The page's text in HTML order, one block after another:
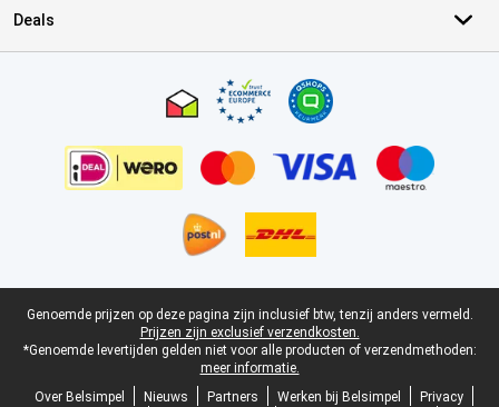
Deals
Juridische voettekst
Genoemde prijzen op deze pagina zijn inclusief btw, tenzij anders vermeld.
Prijzen zijn exclusief verzendkosten.
*Genoemde levertijden gelden niet voor alle producten of verzendmethoden:
meer informatie.
Over Belsimpel
Nieuws Partners Werken bij Belsimpel
Privacy